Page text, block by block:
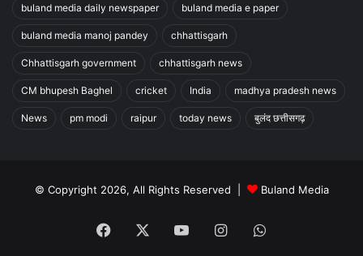
buland media daily newspaper buland media e paper
buland media manoj pandey chhattisgarh
Chhattisgarh government chhattisgarh news
CM bhupesh Baghel cricket India madhya pradesh news
News pm modi raipur today news बुलंद छत्तीसगढ़
© Copyright 2026, All Rights Reserved | Buland Media
Facebook YouTubeInstagramWhatsApp